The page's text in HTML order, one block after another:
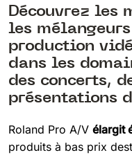
Découvrez les
les
production
dans les
des concerts,
présentations
Roland Pro A/V élargit
produits à bas prix